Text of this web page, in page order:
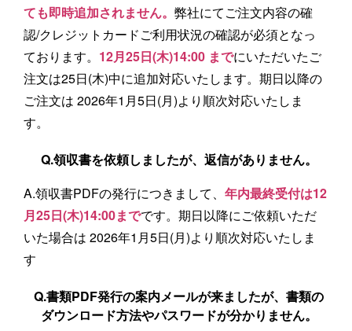
ても即時追加されません。弊社にてご注文内容の確
認/クレジットカードご利用状況の確認が必須となっ
ております。 12月25日(木)14:00 までにいただいたご
注文は25日(木)中に追加対応いたします。期日以降の
ご注文は 2026年1月5日(月)より順次対応いたしま
す。
Q.領収書を依頼しましたが、返信がありません。
A.領収書PDFの発行につきまして、年内最終受付は12
月25日(木)14:00までです。期日以降にご依頼いただ
いた場合は 2026年1月5日(月)より順次対応いたしま
す
Q.書類PDF発行の案内メールが来ましたが、書類の
ダウンロード方法やパスワードが分かりません。